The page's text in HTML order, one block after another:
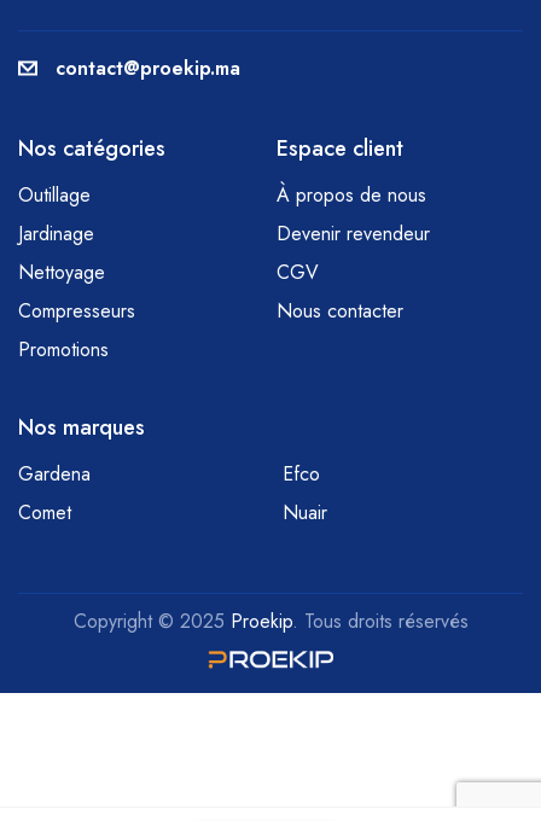
contact@proekip.ma
Nos catégories
Outillage
Jardinage
Nettoyage
Compresseurs
Promotions
Espace client
À propos de nous
Devenir revendeur
CGV
Nous contacter
Nos marques
Gardena
Efco
Comet
Nuair
Copyright © 2025 Proekip. Tous droits réservés